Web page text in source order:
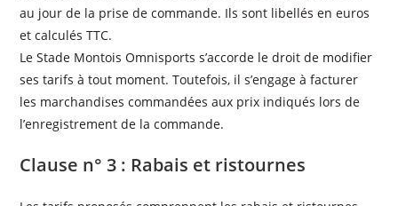
au jour de la prise de commande. Ils sont libellés en euros
et calculés TTC.
Le Stade Montois Omnisports s’accorde le droit de modifier
ses tarifs à tout moment. Toutefois, il s’engage à facturer
les marchandises commandées aux prix indiqués lors de
l’enregistrement de la commande.
Clause n° 3 : Rabais et ristournes